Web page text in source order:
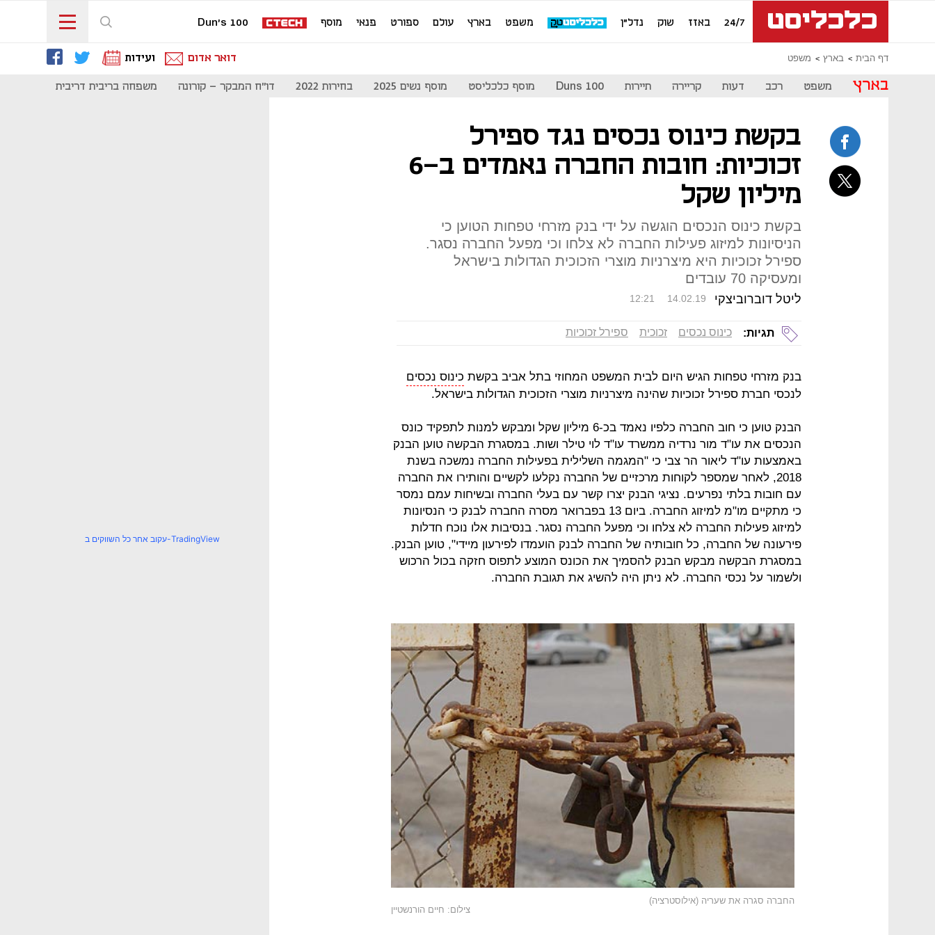
24/7 באזז שוק נדל"ן משפט בארץ עולם ספורט פנאי מוסף Dun's 100
דף הבית בארץ משפט דואר אדום ועידות
בארץ משפט רכב דעות קריירה תיירות Duns 100 מוסף כלכליסט מוסף נשים 2025 בחירות 2022 דו"ח המבקר - קורונה משפחה בריבית דריבית
בקשת כינוס נכסים נגד ספירל
זכוכיות: חובות החברה נאמדים ב-6
מיליון שקל
בקשת כינוס הנכסים הוגשה על ידי בנק מזרחי טפחות הטוען כי
הניסיונות למיזוג פעילות החברה לא צלחו וכי מפעל החברה נסגר.
ספירל זכוכיות היא מיצרניות מוצרי הזכוכית הגדולות בישראל
ומעסיקה 70 עובדים
ליטל דוברוביצקי 12:21 14.02.19
תגיות: כינוס נכסים זכוכית ספירל זכוכיות
בנק מזרחי טפחות הגיש היום לבית המשפט המחוזי בתל אביב בקשת כינוס נכסים
לנכסי חברת ספירל זכוכיות שהינה מיצרניות מוצרי הזכוכית הגדולות בישראל.
הבנק טוען כי חוב החברה כלפיו נאמד בכ-6 מיליון שקל ומבקש למנות לתפקיד כונס
הנכסים את עו"ד מור נרדיה ממשרד עו"ד לוי טילר ושות. במסגרת הבקשה טוען הבנק
באמצעות עו"ד ליאור הר צבי כי "המגמה השלילית בפעילות החברה נמשכה בשנת
2018, לאחר שמספר לקוחות מרכזיים של החברה נקלעו לקשיים והותירו את החברה
עם חובות בלתי נפרעים. נציגי הבנק יצרו קשר עם בעלי החברה ובשיחות עמם נמסר
כי מתקיים מו"מ למיזוג החברה. ביום 13 בפברואר מסרה החברה לבנק כי הנסיונות
למיזוג פעילות החברה לא צלחו וכי מפעל החברה נסגר. בנסיבות אלו נוכח חדלות
פירעונה של החברה, כל חובותיה של החברה לבנק הועמדו לפירעון מיידי", טוען הבנק.
במסגרת הבקשה מבקש הבנק להסמיך את הכונס המוצע לתפוס חזקה בכול הרכוש
ולשמור על נכסי החברה. לא ניתן היה להשיג את תגובת החברה.
החברה סגרה את שעריה (אילוסטרציה)
צילום: חיים הורנשטיין
עקוב אחר כל השווקים ב-TradingView